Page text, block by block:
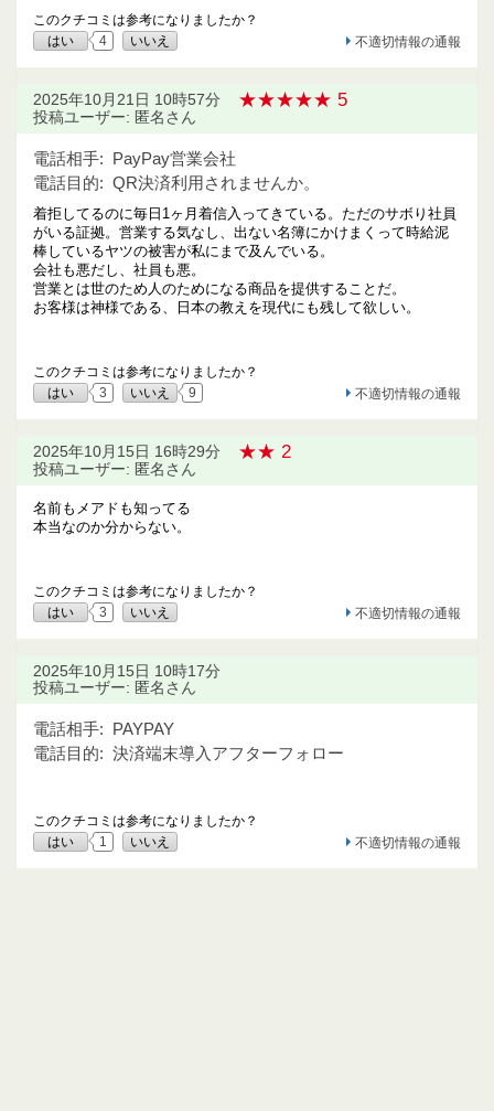
このクチコミは参考になりましたか？
はい
4 いいえ 不適切情報の通報
2025年10月21日 10時57分 ★★★★★ 5
投稿ユーザー: 匿名さん
電話相手: PayPay営業会社
電話目的: QR決済利用されませんか。
着拒してるのに毎日1ヶ月着信入ってきている。ただのサボり社員
がいる証拠。営業する気なし、出ない名簿にかけまくって時給泥
棒しているヤツの被害が私にまで及んでいる。
会社も悪だし、社員も悪。
営業とは世のため人のためになる商品を提供することだ。
お客様は神様である、日本の教えを現代にも残して欲しい。
このクチコミは参考になりましたか？
はい
3 いいえ 9 不適切情報の通報
2025年10月15日 16時29分 ★★ 2
投稿ユーザー: 匿名さん
名前もメアドも知ってる
本当なのか分からない。
このクチコミは参考になりましたか？
はい
3 いいえ 不適切情報の通報
2025年10月15日 10時17分
投稿ユーザー: 匿名さん
電話相手: PAYPAY
電話目的: 決済端末導入アフターフォロー
このクチコミは参考になりましたか？
はい
1 いいえ 不適切情報の通報